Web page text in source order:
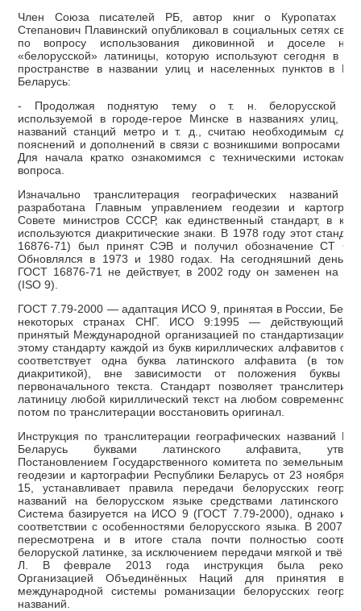
Член Союза писателей РБ, автор книг о Куропатах
Степанович Плавинский опубликовал в социальных сетях
по вопросу использования диковинной и доселе
«белорусской» латиницы, которую используют сегодня в
пространстве в названии улиц и населенных пунктов в
Беларусь:
- Продолжая поднятую тему о т. н. белорусской
используемой в городе-герое Минске в названиях улиц,
названий станций метро и т. д., считаю необходимым
пояснений и дополнений в связи с возникшими вопросами
Для начала кратко ознакомимся с техническими истоками
вопроса.
Изначально транслитерация географических
разработана Главным управлением геодезии и
Совете министров СССР, как единственный стандарт, в
используются диакритические знаки. В 1978 году этот
16876-71) был принят СЭВ и получил обозначение СТ
Обновлялся в 1973 и 1980 годах. На сегодняшний день
ГОСТ 16876-71 не действует, в 2002 году он заменен на
(ISO 9).
ГОСТ 7.79-2000 — адаптация ИСО 9, принятая в России,
некоторых странах СНГ. ИСО 9:1995 — действующий
принятый Международной организацией по стандартизации.
этому стандарту каждой из букв кириллических алфавитов
соответствует одна буква латинского алфавита (в том
диакритикой), вне зависимости от положения буквы
первоначального текста. Стандарт позволяет
латиницу любой кириллический текст на любом современном
потом по транслитерации восстановить оригинал.
Инструкция по транслитерации географических названий
Беларусь буквами латинского алфавита,
Постановлением Государственного комитета по земельным
геодезии и картографии Республики Беларусь от 23 ноября
15, устанавливает правила передачи белорусских
названий на белорусском языке средствами латинского
Система базируется на ИСО 9 (ГОСТ 7.79-2000), однако
соответствии с особенностями белорусского языка. В 2007
пересмотрена и в итоге стала почти полностью
белоруской латинке, за исключением передачи мягкой и
Л. В феврале 2013 года инструкция была
Организацией Объединённых Наций для принятия в
международной системы романизации белорусских
названий.